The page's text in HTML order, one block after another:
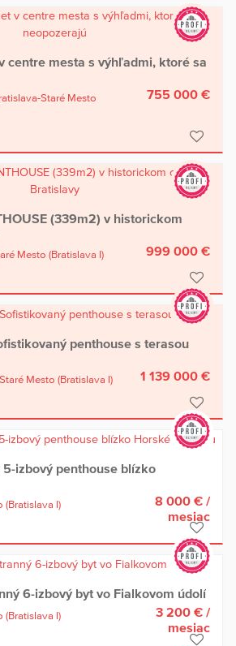
centre mesta s výhľadmi, ktoré sa
Staré Mesto
755 000 €
(339m2) v historickom
Mesto (Bratislava I)
999 000 €
penthouse s terasou
Mesto (Bratislava I)
1 139 000 €
5-izbový penthouse blízko
(Bratislava I)
8 000 € /
mesiac
6-izbový byt vo Fialkovom údolí
(Bratislava I)
3 200 € /
mesiac